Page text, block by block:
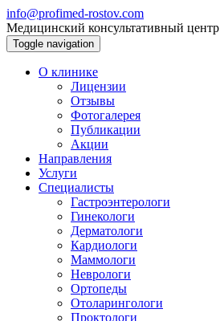
info@profimed-rostov.com
Медицинский консультативный центр
Toggle navigation
О клинике
Лицензии
Отзывы
Фотогалерея
Публикации
Акции
Направления
Услуги
Специалисты
Гастроэнтерологи
Гинекологи
Дерматологи
Кардиологи
Маммологи
Неврологи
Ортопеды
Отоларингологи
Проктологи